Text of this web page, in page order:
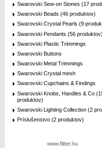
Swarovski Sew-on Stones (17
Swarovski Beads (46 produktov)
Swarovski Crystal Pearls (9
Swarovski Pendants (56 produktov)
Swarovski Plastic Trimmings
Swarovski Buttons
Swarovski Metal Trimmings
Swarovski Crystal mesh
Swarovski Cupchains & Findings
Swarovski Knobs, Handles & Co
produktov)
Swarovski Lighting Collection (2
Príslušenstvo (2 produktov)
www.flitter.hu